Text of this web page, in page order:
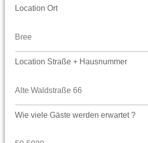
Location Ort
Location Straße + Hausnummer
Wie viele Gäste werden erwartet ?